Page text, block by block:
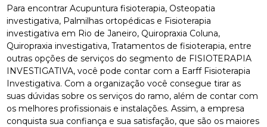
Para encontrar Acupuntura fisioterapia, Osteopatia
investigativa, Palmilhas ortopédicas e Fisioterapia
investigativa em Rio de Janeiro, Quiropraxia Coluna,
Quiropraxia investigativa, Tratamentos de fisioterapia, entre
outras opções de serviços do segmento de FISIOTERAPIA
INVESTIGATIVA, você pode contar com a Earff Fisioterapia
Investigativa. Com a organização você consegue tirar as
suas dúvidas sobre os serviços do ramo, além de contar com
os melhores profissionais e instalações. Assim, a empresa
conquista sua confiança e sua satisfação, que são os maiores